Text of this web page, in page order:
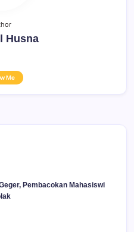
Husna
Me
Pembacokan Mahasiswi